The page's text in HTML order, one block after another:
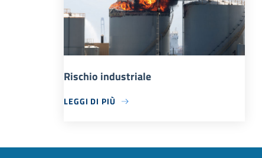
Rischio industriale
LEGGI DI PIÙ